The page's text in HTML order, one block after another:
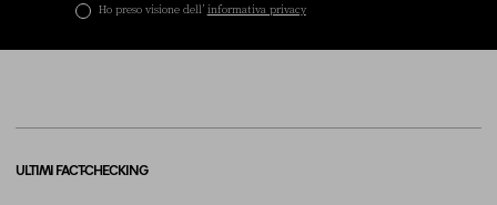
Ho preso visione dell’ informativa privacy
ULTIMI FACT-CHECKING